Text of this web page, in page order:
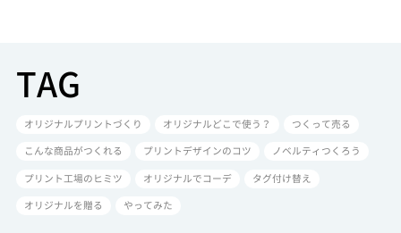
TAG
オリジナルプリントづくり オリジナルどこで使う？ つくって売る
こんな商品がつくれる プリントデザインのコツ ノベルティつくろう
プリント工場のヒミツ オリジナルでコーデ タグ付け替え
オリジナルを贈る やってみた